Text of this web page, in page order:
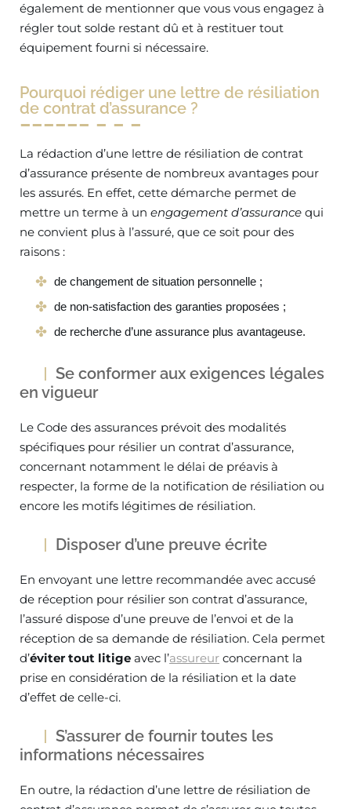
également de mentionner que vous vous engagez à
régler tout solde restant dû et à restituer tout
équipement fourni si nécessaire.
Pourquoi rédiger une lettre de résiliation
de contrat d’assurance ?
La rédaction d’une lettre de résiliation de contrat
d’assurance présente de nombreux avantages pour
les assurés. En effet, cette démarche permet de
mettre un terme à un engagement d’assurance qui
ne convient plus à l’assuré, que ce soit pour des
raisons :
de changement de situation personnelle ;
de non-satisfaction des garanties proposées ;
de recherche d’une assurance plus avantageuse.
Se conformer aux exigences légales
en vigueur
Le Code des assurances prévoit des modalités
spécifiques pour résilier un contrat d’assurance,
concernant notamment le délai de préavis à
respecter, la forme de la notification de résiliation ou
encore les motifs légitimes de résiliation.
Disposer d’une preuve écrite
En envoyant une lettre recommandée avec accusé
de réception pour résilier son contrat d’assurance,
l’assuré dispose d’une preuve de l’envoi et de la
réception de sa demande de résiliation. Cela permet
d’éviter tout litige avec l’assureur concernant la
prise en considération de la résiliation et la date
d’effet de celle-ci.
S’assurer de fournir toutes les
informations nécessaires
En outre, la rédaction d’une lettre de résiliation de